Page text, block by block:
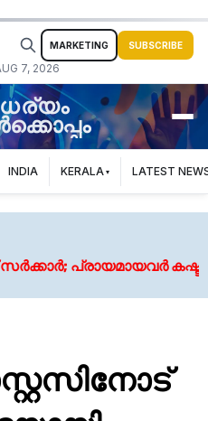
7, 2026
MARKETING SUBSCRIBE
INDIA KERALA LATEST
പ്രായമായവർ